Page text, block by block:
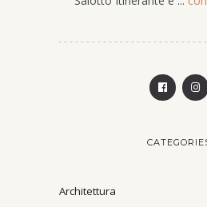
Architettura